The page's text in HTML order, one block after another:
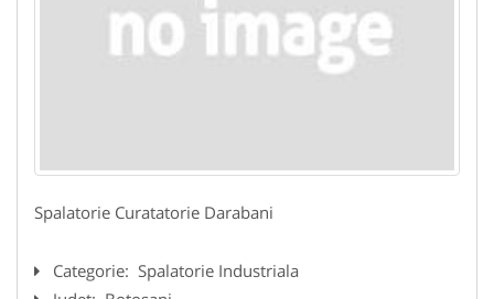
Spalatorie Curatatorie Darabani
Categorie: Spalatorie Industriala